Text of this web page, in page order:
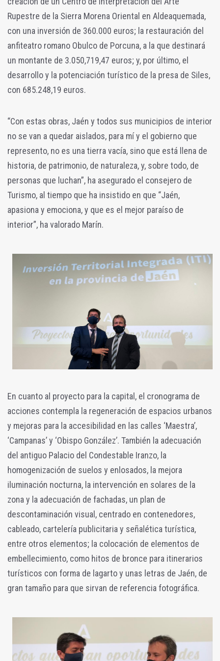
Rupestre de la Sierra Morena Oriental en Aldeaquemada,
con una inversión de 360.000 euros; la restauración del
anfiteatro romano Obulco de Porcuna, a la que destinará
un montante de 3.050,719,47 euros; y, por último, el
desarrollo y la potenciación turístico de la presa de Siles,
con 685.248,19 euros.
“Con estas obras, Jaén y todos sus municipios de interior
no se van a quedar aislados, para mí y el gobierno que
represento, no es una tierra vacía, sino que está llena de
historia, de patrimonio, de naturaleza, y, sobre todo, de
personas que luchan”, ha asegurado el consejero de
Turismo, al tiempo que ha insistido en que “Jaén,
apasiona y emociona, y que es el mejor paraíso de
interior”, ha valorado Marín.
En cuanto al proyecto para la capital, el cronograma de
acciones contempla la regeneración de espacios urbanos
y mejoras para la accesibilidad en las calles ‘Maestra’,
‘Campanas’ y ‘Obispo González’. También la adecuación
del antiguo Palacio del Condestable Iranzo, la
homogenización de suelos y enlosados, la mejora
iluminación nocturna, la intervención en solares de la
zona y la adecuación de fachadas, un plan de
descontaminación visual, centrado en contenedores,
cableado, cartelería publicitaria y señalética turística,
entre otros elementos; la colocación de elementos de
embellecimiento, como hitos de bronce para itinerarios
turísticos con forma de lagarto y unas letras de Jaén, de
gran tamaño para que sirvan de referencia fotográfica.